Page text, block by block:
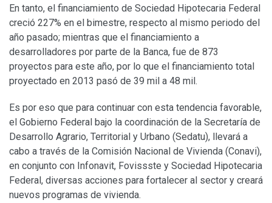
En tanto, el financiamiento de Sociedad Hipotecaria Federal
creció 227% en el bimestre, respecto al mismo periodo del
año pasado; mientras que el financiamiento a
desarrolladores por parte de la Banca, fue de 873
proyectos para este año, por lo que el financiamiento total
proyectado en 2013 pasó de 39 mil a 48 mil.
Es por eso que para continuar con esta tendencia favorable,
el Gobierno Federal bajo la coordinación de la Secretaría de
Desarrollo Agrario, Territorial y Urbano (Sedatu), llevará a
cabo a través de la Comisión Nacional de Vivienda (Conavi),
en conjunto con Infonavit, Fovissste y Sociedad Hipotecaria
Federal, diversas acciones para fortalecer al sector y creará
nuevos programas de vivienda.